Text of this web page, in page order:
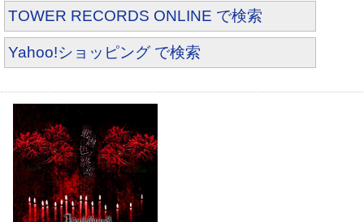
TOWER RECORDS ONLINE で検索
Yahoo!ショッピング で検索
18.12.25 渋谷WWW [DVD]